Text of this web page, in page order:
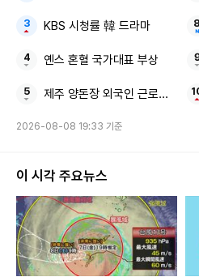
KBS 시청률 韓 드라마
옌스 혼혈 국가대표 부상
제주 양돈장 외국인 근로자 질식
2026-08-08 19:33 기준
이 시각 주요뉴스